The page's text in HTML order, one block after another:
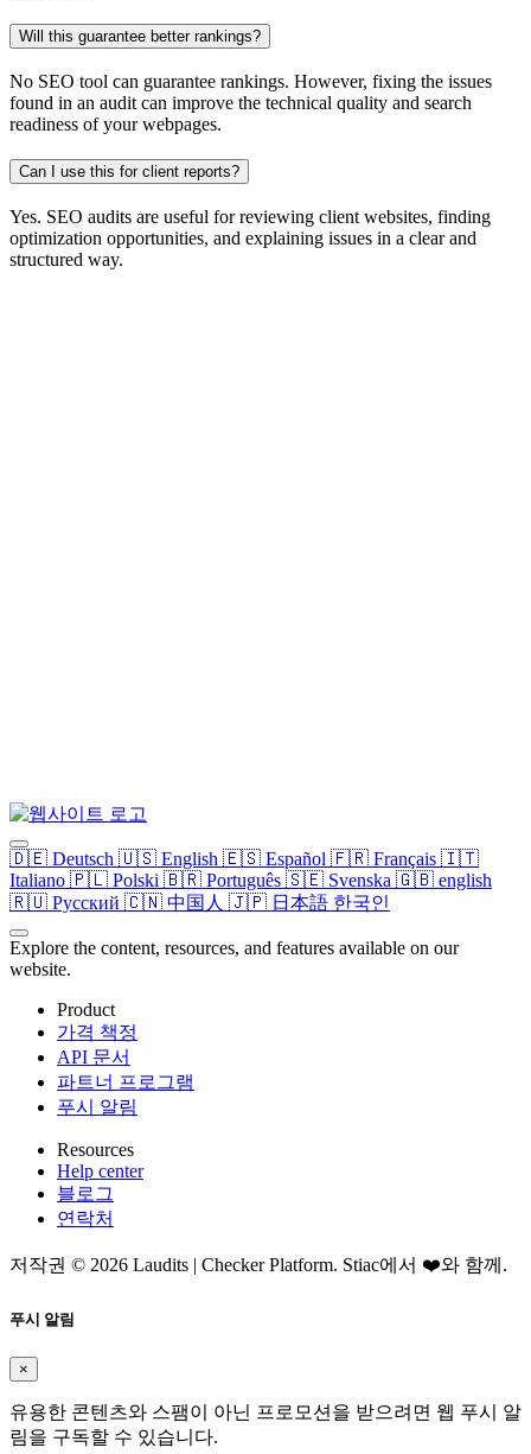
Will this guarantee better rankings?
No SEO tool can guarantee rankings. However, fixing the issues
found in an audit can improve the technical quality and search
readiness of your webpages.
Can I use this for client reports?
Yes. SEO audits are useful for reviewing client websites, finding
optimization opportunities, and explaining issues in a clear and
structured way.
🇩🇪 Deutsch 🇺🇸 English 🇪🇸 Español 🇫🇷 Français 🇮🇹
Italiano 🇵🇱 Polski 🇧🇷 Português 🇸🇪 Svenska 🇬🇧 english
🇷🇺 Русский 🇨🇳 中国人 🇯🇵 日本語 한국인
Explore the content, resources, and features available on our
website.
Product
가격 책정
API 문서
파트너 프로그램
푸시 알림
Resources
Help center
블로그
연락처
저작권 © 2026 Laudits | Checker Platform. Stiac에서 ❤️와 함께.
푸시 알림
×
유용한 콘텐츠와 스팸이 아닌 프로모션을 받으려면 웹 푸시 알
림을 구독할 수 있습니다.